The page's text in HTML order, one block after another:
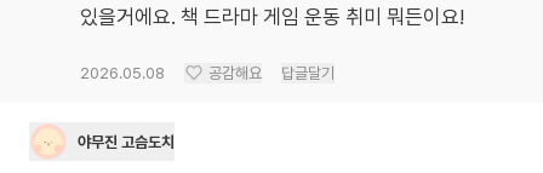
있을거에요. 책 드라마 게임 운동 취미 뭐든이요!
2026.05.08 공감해요 답글달기
야무진 고슴도치